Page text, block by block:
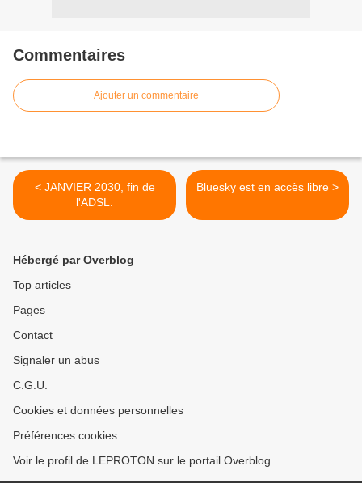
Commentaires
Ajouter un commentaire
< JANVIER 2030, fin de
l'ADSL.
Bluesky est en accès libre >
Hébergé par Overblog
Top articles
Pages
Contact
Signaler un abus
C.G.U.
Cookies et données personnelles
Préférences cookies
Voir le profil de LEPROTON sur le portail Overblog